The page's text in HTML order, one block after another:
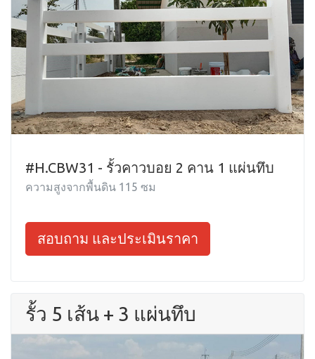
#H.CBW31 - รั้วคาวบอย 2 คาน 1 แผ่นทึบ
ความสูงจากพื้นดิน 115 ซม
สอบถาม และประเมินราคา
รั้ว 5 เส้น + 3 แผ่นทึบ